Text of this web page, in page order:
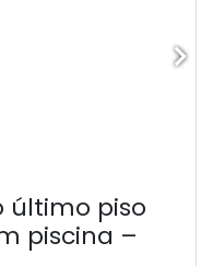
último piso
piscina –